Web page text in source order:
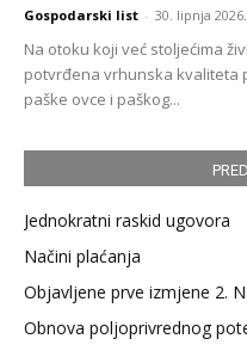
Gospodarski list - 30. lipnja 2026.
Na otoku koji već stoljećima
potvrđena vrhunska kvaliteta
paške ovce i paškog...
Jednokratni raskid ugovora
Načini plaćanja
Objavljene prve izmjene 2.
Obnova poljoprivrednog